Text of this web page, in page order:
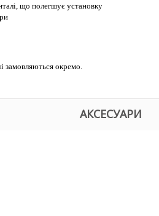
що полегшує установку
замовляються окремо.
АКСЕСУАРИ